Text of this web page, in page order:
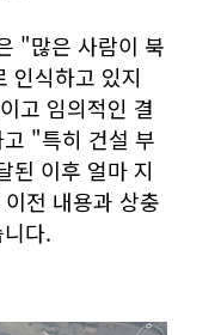
"많은 사람이 북
인식하고 있지
고 임의적인 결
"특히 건설 부
된 이후 얼마 지
전 내용과 상충
다.